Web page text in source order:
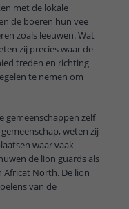
met de lokale
de boeren hun vee
zoals leeuwen. Wat
zij precies waar de
treden en richting
te nemen om
gemeenschappen zelf
weten zij
waar vaak
de lion guards als
North. De lion
van de